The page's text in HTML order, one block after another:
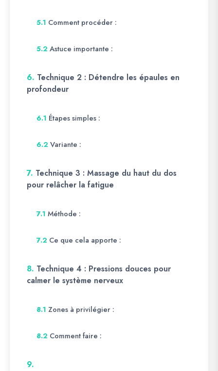
5.1 Comment procéder :
5.2 Astuce importante :
6. Technique 2 : Détendre les épaules en
profondeur
6.1 Étapes simples :
6.2 Variante :
7. Technique 3 : Massage du haut du dos
pour relâcher la fatigue
7.1 Méthode :
7.2 Ce que cela apporte :
8. Technique 4 : Pressions douces pour
calmer le système nerveux
8.1 Zones à privilégier :
8.2 Comment faire :
9.